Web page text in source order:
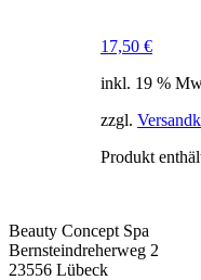
17,50 €
inkl. 19 %
zzgl.
Produkt
Beauty Concept Spa
Bernsteindreherweg 2
23556 Lübeck